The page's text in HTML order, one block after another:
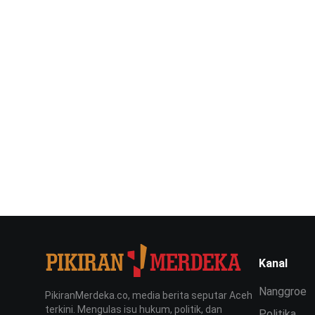
PikiranMerdeka.co, media berita seputar Aceh
terkini. Mengulas isu hukum, politik, dan
Kanal
Nanggroe